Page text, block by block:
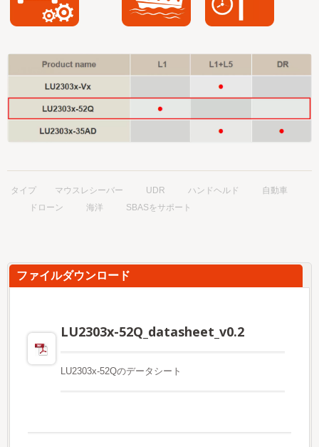
タイプ マウスレシーバー UDR ハンドヘルド
自動車
ドローン
海洋 SBASをサポート
ファイルダウンロード
LU2303x-52Q_datasheet_v0.2
LU2303x-52Qのデータシート